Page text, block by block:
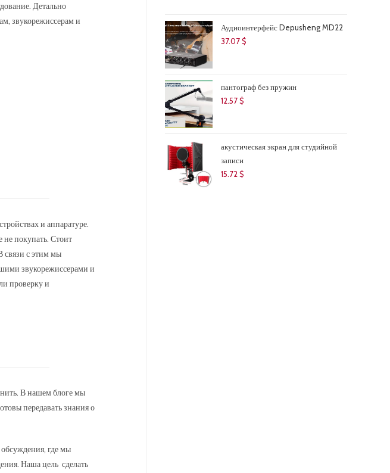
Детально
звукорежиссерам и
и аппаратуре.
не покупать. Стоит
связи с этим мы
звукорежиссерами и
проверку и
В нашем блоге мы
передавать знания о
обсуждения, где мы
Наша цель сделать
89.88 $.
Аудиоинтерфейс Depusheng MD22
37.07$
пантограф без пружин
12.57$
акустическая экран для студийной
записи
15.72 $